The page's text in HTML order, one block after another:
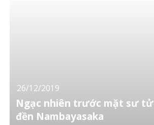
26/12/2019
Ngạc nhiên trước mặt sư
đền Nambayasaka